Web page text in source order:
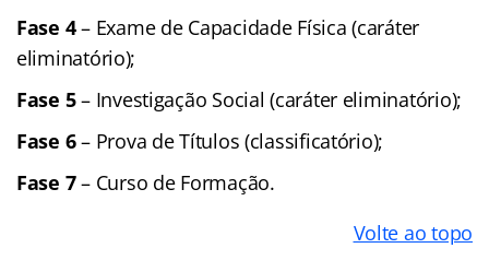
Fase 4– Exame de Capacidade Física (caráter
eliminatório);
Fase 5– Investigação Social (caráter eliminatório);
Fase 6– Prova de Títulos (classificatório);
Fase 7– Curso de Formação.
Volte ao topo